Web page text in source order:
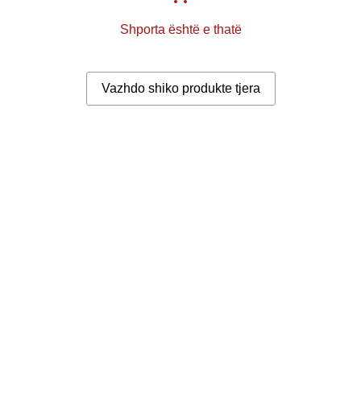
Shporta është e thatë
Vazhdo shiko produkte tjera